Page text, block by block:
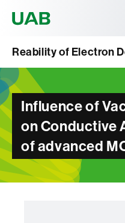
Reability of Electron
Influence of
on Conductive
of advanced